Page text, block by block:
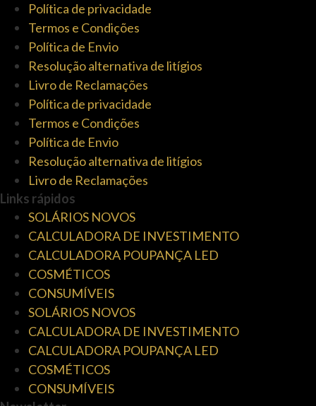
Política de privacidade
Termos e Condições
Política de Envio
Resolução alternativa de litígios
Livro de Reclamações
Política de privacidade
Termos e Condições
Política de Envio
Resolução alternativa de litígios
Livro de Reclamações
Links rápidos
SOLÁRIOS NOVOS
CALCULADORA DE INVESTIMENTO
CALCULADORA POUPANÇA LED
COSMÉTICOS
CONSUMÍVEIS
SOLÁRIOS NOVOS
CALCULADORA DE INVESTIMENTO
CALCULADORA POUPANÇA LED
COSMÉTICOS
CONSUMÍVEIS